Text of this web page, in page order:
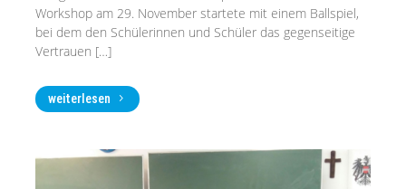
Workshop am 29. November startete mit einem Ballspiel,
bei dem den Schülerinnen und Schüler das gegenseitige
Vertrauen […]
weiterlesen